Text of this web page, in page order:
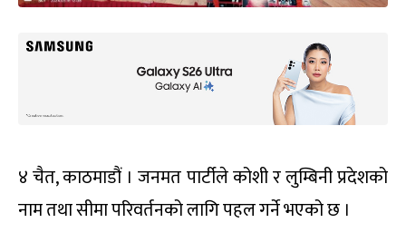
४ चैत, काठमाडौं । जनमत पार्टीले कोशी र लुम्बिनी प्रदेशको
नाम तथा सीमा परिवर्तनको लागि पहल गर्ने भएको छ ।